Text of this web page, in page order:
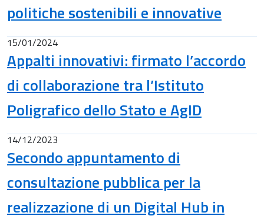
politiche sostenibili e innovative
15/01/2024
Appalti innovativi: firmato l’accordo
di collaborazione tra l’Istituto
Poligrafico dello Stato e AgID
14/12/2023
Secondo appuntamento di
consultazione pubblica per la
realizzazione di un Digital Hub in